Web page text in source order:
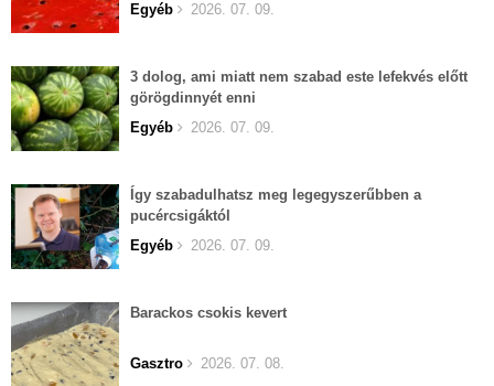
Egyéb
2026. 07. 09.
3 dolog, ami miatt nem szabad este lefekvés előtt
görögdinnyét enni
Egyéb
2026. 07. 09.
Így szabadulhatsz meg legegyszerűbben a
pucércsigáktól
Egyéb
2026. 07. 09.
Barackos csokis kevert
Gasztro 2026. 07. 08.